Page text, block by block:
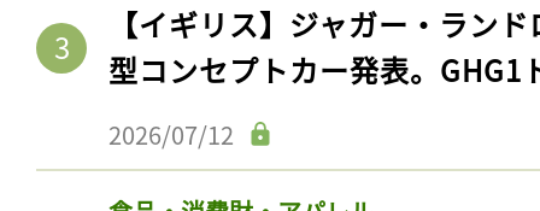
【イギリス】ジャガー・ラン
型コンセプトカー発表。GHG1
2026/07/12